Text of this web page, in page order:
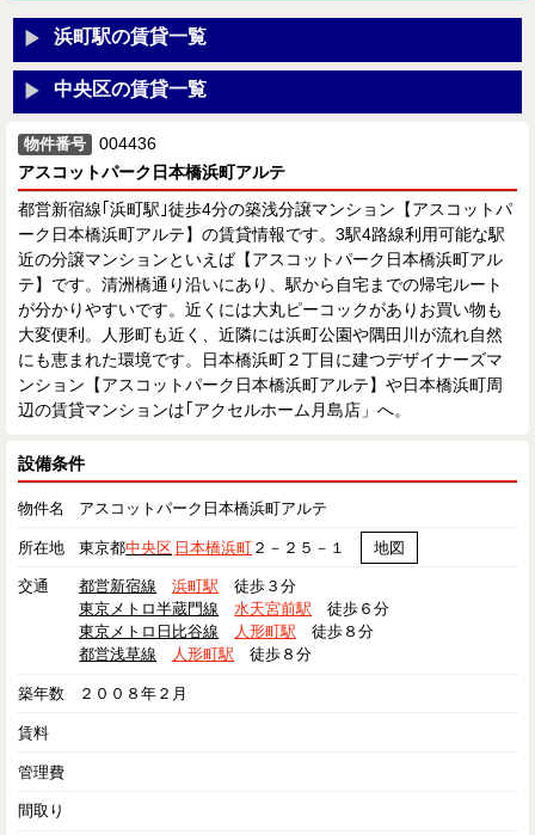
浜町駅の賃貸一覧
中央区の賃貸一覧
物件番号
004436
アスコットパーク日本橋浜町アルテ
都営新宿線｢浜町駅｣徒歩4分の築浅分譲マンション【アスコットパ
ーク日本橋浜町アルテ】の賃貸情報です。3駅4路線利用可能な駅
近の分譲マンションといえば【アスコットパーク日本橋浜町アル
テ】です。清洲橋通り沿いにあり、駅から自宅までの帰宅ルート
が分かりやすいです。近くには大丸ピーコックがありお買い物も
大変便利。人形町も近く、近隣には浜町公園や隅田川が流れ自然
にも恵まれた環境です。日本橋浜町２丁目に建つデザイナーズマ
ンション【アスコットパーク日本橋浜町アルテ】や日本橋浜町周
辺の賃貸マンションは｢アクセルホーム月島店」へ。
設備条件
物件名 アスコットパーク日本橋浜町アルテ
所在地 東京都中央区 日本橋浜町 ２－２５－１ 地図
交通 都営新宿線 浜町駅 徒歩３分
東京メトロ半蔵門線
水天宮前駅 徒歩６分
東京メトロ日比谷線
人形町駅 徒歩８分
都営浅草線
人形町駅 徒歩８分
築年数 ２００８年２月
賃料
管理費
間取り